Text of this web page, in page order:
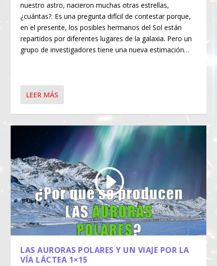
nuestro astro, nacieron muchas otras estrellas,
¿cuántas?. Es una pregunta difícil de contestar porque,
en el presente, los posibles hermanos del Sol están
repartidos por diferentes lugares de la galaxia. Pero un
grupo de investigadores tiene una nueva estimación…
LEER MÁS
LAS AURORAS POLARES Y UN VIAJE POR LA
VÍA LÁCTEA 1×15